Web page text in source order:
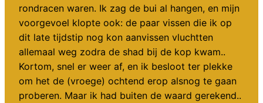
rondracen waren. Ik zag de bui al hangen, en mijn
voorgevoel klopte ook: de paar vissen die ik op
dit late tijdstip nog kon aanvissen vluchtten
allemaal weg zodra de shad bij de kop kwam..
Kortom, snel er weer af, en ik besloot ter plekke
om het de (vroege) ochtend erop alsnog te gaan
proberen. Maar ik had buiten de waard gerekend..